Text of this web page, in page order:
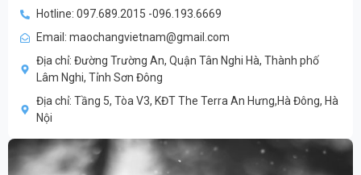
Hotline: 097.689.2015 -096.193.6669
Email: maochangvietnam@gmail.com
Địa chỉ: Đường Trường An, Quận Tân Nghi Hà, Thành phố
Lâm Nghi, Tỉnh Sơn Đông
Địa chỉ: Tầng 5, Tòa V3, KĐT The Terra An Hưng,Hà Đông, Hà
Nội